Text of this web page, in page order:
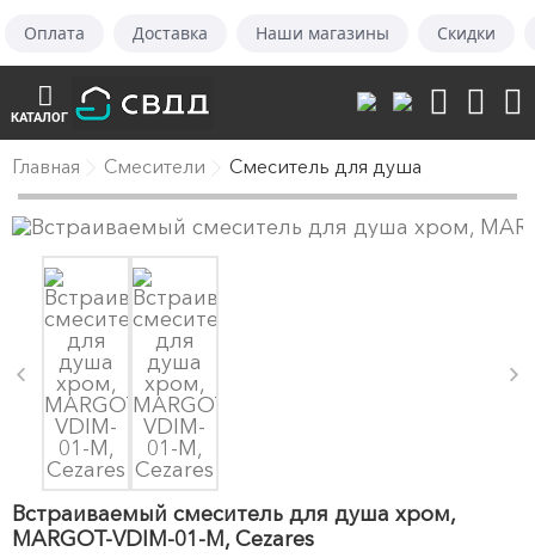
Оплата Доставка Наши магазины Скидки
КАТАЛОГ
Главная Смесители Смеситель для душа
Встраиваемый смеситель для душа хром,
MARGOT-VDIM-01-M, Cezares